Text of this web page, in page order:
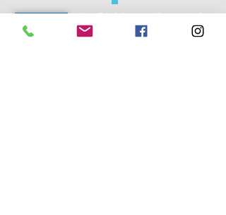
Un BLOG par Geosat Sarl
http://www.geosat.fr